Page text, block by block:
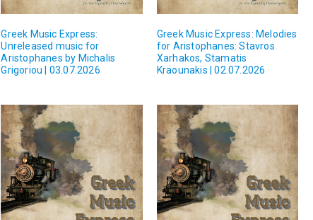
Greek Music Express:
Unreleased music for
Aristophanes by Michalis
Grigoriou | 03.07.2026
Greek Music Express: Melodies
for Aristophanes: Stavros
Xarhakos, Stamatis
Kraounakis | 02.07.2026